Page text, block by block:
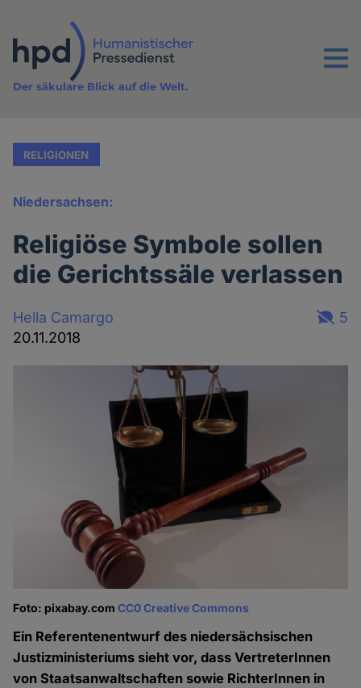
Inhalt
Menu
Der säkulare Blick auf die Welt.
RELIGIONEN
Niedersachsen:
Religiöse Symbole sollen
die Gerichtssäle verlassen
Hella Camargo
20.11.2018
5
Foto: pixabay.comCC0 Creative Commons
Ein Referentenentwurf des niedersächsischen
Justizministeriums sieht vor, dass VertreterInnen
von Staatsanwaltschaften sowie RichterInnen in